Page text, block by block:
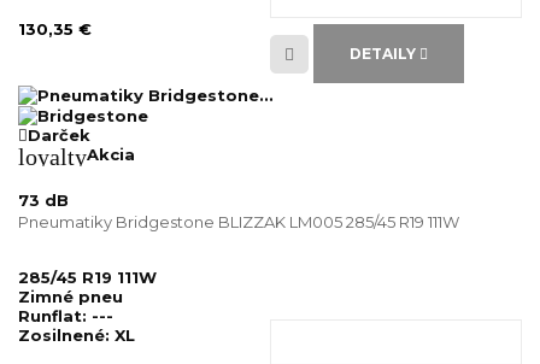
130,35 €
DETAILY
Darček
loyaltyAkcia
73 dB
Pneumatiky Bridgestone BLIZZAK LM005 285/45 R19 111W
285/45 R19 111W
Zimné pneu
Runflat: ---
Zosilnené: XL